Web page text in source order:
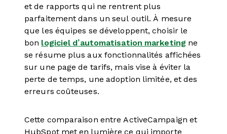
et de rapports qui ne rentrent plus
parfaitement dans un seul outil. À mesure
que les équipes se développent, choisir le
bon logiciel d’automatisation marketing ne
se résume plus aux fonctionnalités affichées
sur une page de tarifs, mais vise à éviter la
perte de temps, une adoption limitée, et des
erreurs coûteuses.
Cette comparaison entre ActiveCampaign et
HubSpot met en lumière ce qui importe